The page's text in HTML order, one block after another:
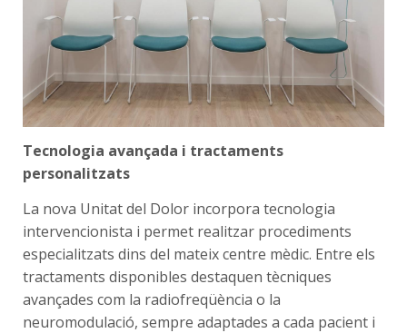
Tecnologia avançada i tractaments
personalitzats
La nova Unitat del Dolor incorpora tecnologia
intervencionista i permet realitzar procediments
especialitzats dins del mateix centre mèdic. Entre els
tractaments disponibles destaquen tècniques
avançades com la radiofreqüència o la
neuromodulació, sempre adaptades a cada pacient i